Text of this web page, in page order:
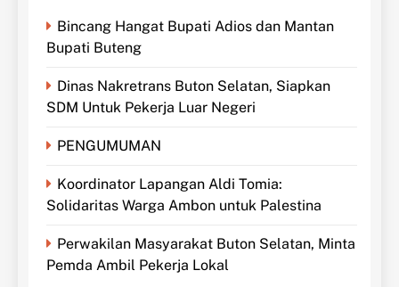
Bincang Hangat Bupati Adios dan Mantan
Bupati Buteng
Dinas Nakretrans Buton Selatan, Siapkan
SDM Untuk Pekerja Luar Negeri
PENGUMUMAN
Koordinator Lapangan Aldi Tomia:
Solidaritas Warga Ambon untuk Palestina
Perwakilan Masyarakat Buton Selatan, Minta
Pemda Ambil Pekerja Lokal